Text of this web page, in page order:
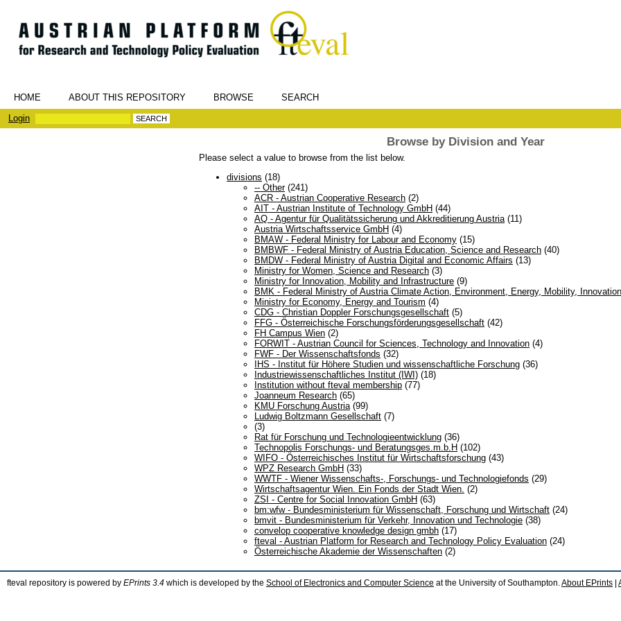
HOME ABOUT THIS REPOSITORY BROWSE
SEARCH
Login
Browse by Division and Year
Please select a value to browse from the list below.
divisions (18)
-- Other(241)
ACR - Austrian Cooperative Research (2)
AIT - Austrian Institute of Technology GmbH (44)
AQ - Agentur für Qualitätssicherung und Akkreditierung Austria (11)
Austria Wirtschaftsservice GmbH (4)
BMAW - Federal Ministry for Labour and Economy (15)
BMBWF - Federal Ministry of Austria Education, Science and Research (40)
BMDW - Federal Ministry of Austria Digital and Economic Affairs (13)
Ministry for Women, Science and Research (3)
Ministry for Innovation, Mobility and Infrastructure (9)
BMK - Federal Ministry of Austria Climate Action, Environment, Energy, Mobility,
Ministry for Economy, Energy and Tourism (4)
CDG - Christian Doppler Forschungsgesellschaft (5)
FFG - Österreichische Forschungsförderungsgesellschaft (42)
FH Campus Wien (2)
FORWIT - Austrian Council for Sciences, Technology and Innovation (4)
FWF - Der Wissenschaftsfonds (32)
IHS - Institut für Höhere Studien und wissenschaftliche Forschung (36)
Industriewissenschaftliches Institut (IWI) (18)
Institution without fteval membership (77)
Joanneum Research (65)
KMU Forschung Austria (99)
Ludwig Boltzmann Gesellschaft (7)
(3)
Rat für Forschung und Technologieentwicklung (36)
Technopolis Forschungs- und Beratungsges.m.b.H (102)
WIFO - Österreichisches Institut für Wirtschaftsforschung (43)
WPZ Research GmbH (33)
WWTF - Wiener Wissenschafts-, Forschungs- und Technologiefonds (29)
Wirtschaftsagentur Wien. Ein Fonds der Stadt Wien. (2)
ZSI - Centre for Social Innovation GmbH (63)
bm:wfw - Bundesministerium für Wissenschaft, Forschung und Wirtschaft (24)
bmvit - Bundesministerium für Verkehr, Innovation und Technologie (38)
convelop cooperative knowledge design gmbh (17)
fteval - Austrian Platform for Research and Technology Policy Evaluation (24)
Österreichische Akademie der Wissenschaften (2)
fteval repository is powered by EPrints 3.4 which is developed by the School of Electronics and Computer Science at the University of Southampton. About EPrints